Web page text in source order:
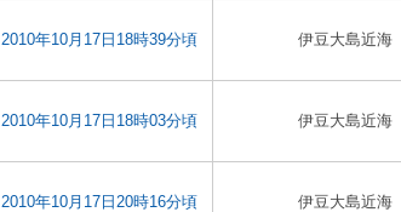
2010年10月17日18時39分頃 伊豆大島近海
2010年10月17日18時03分頃 伊豆大島近海
2010年10月17日20時16分頃 伊豆大島近海